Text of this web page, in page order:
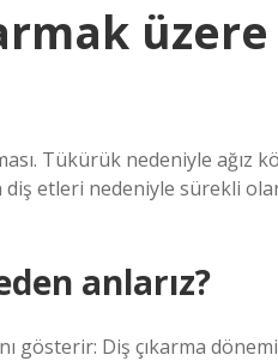
Tükürük nedeniyle ağız
etleri nedeniyle sürekli
anlarız?
gösterir: Diş çıkarma